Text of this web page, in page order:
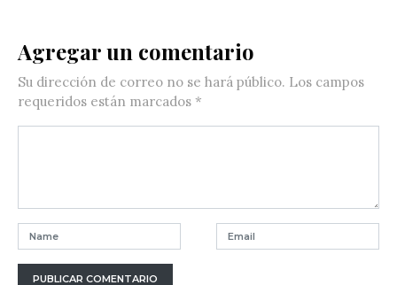
Agregar un comentario
Su dirección de correo no se hará público. Los campos
requeridos están marcados *